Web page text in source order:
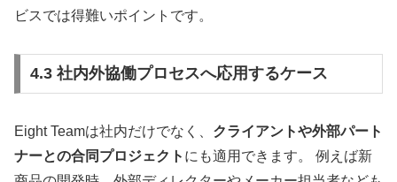
ビスでは得難いポイントです。
4.3 社内外協働プロセスへ応用するケース
Eight Teamは社内だけでなく、 クライアントや外部パート
ナーとの合同プロジェクト にも適用できます。 例えば新